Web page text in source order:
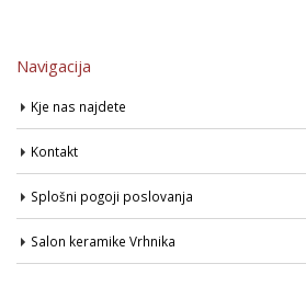
Navigacija
Kje nas najdete
Kontakt
Splošni pogoji poslovanja
Salon keramike Vrhnika